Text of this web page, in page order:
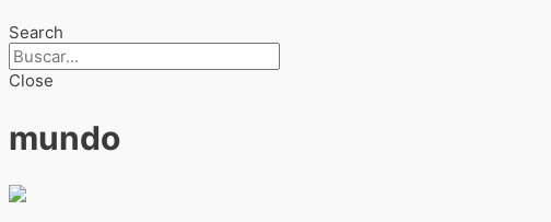
Search
Close
mundo